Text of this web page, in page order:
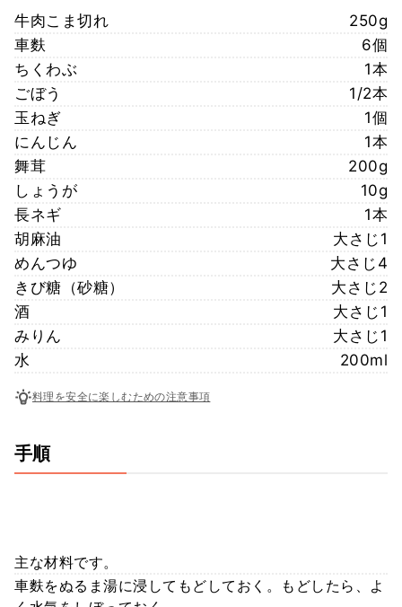
牛肉こま切れ
250g
車麩
6個
ちくわぶ
1本
ごぼう
1/2本
玉ねぎ
1個
にんじん
1本
舞茸
200g
しょうが
10g
長ネギ
1本
胡麻油
大さじ1
めんつゆ
大さじ4
きび糖（砂糖）
大さじ2
酒
大さじ1
みりん
大さじ1
水
200ml
料理を安全に楽しむための注意事項
手順
主な材料です。
車麩をぬるま湯に浸してもどしておく。もどしたら、よ